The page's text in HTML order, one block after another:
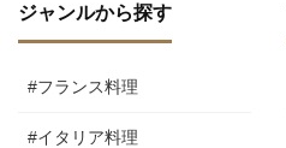
ジャンルから探す
#フランス料理
#イタリア料理